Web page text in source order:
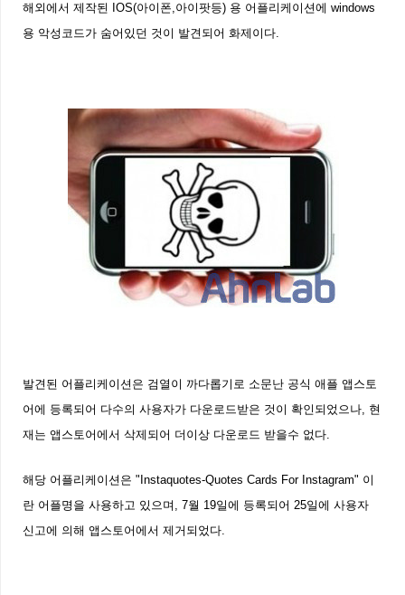
해외에서 제작된 IOS(아이폰,아이팟등) 용 어플리케이션에 windows
용 악성코드가 숨어있던 것이 발견되어 화제이다.
발견된 어플리케이션은 검열이 까다롭기로 소문난 공식 애플 앱스토
어에 등록되어 다수의 사용자가 다운로드받은 것이 확인되었으나, 현
재는 앱스토어에서 삭제되어 더이상 다운로드 받을수 없다.
해당 어플리케이션은 "Instaquotes-Quotes Cards For Instagram" 이
란 어플명을 사용하고 있으며, 7월 19일에 등록되어 25일에 사용자
신고에 의해 앱스토어에서 제거되었다.